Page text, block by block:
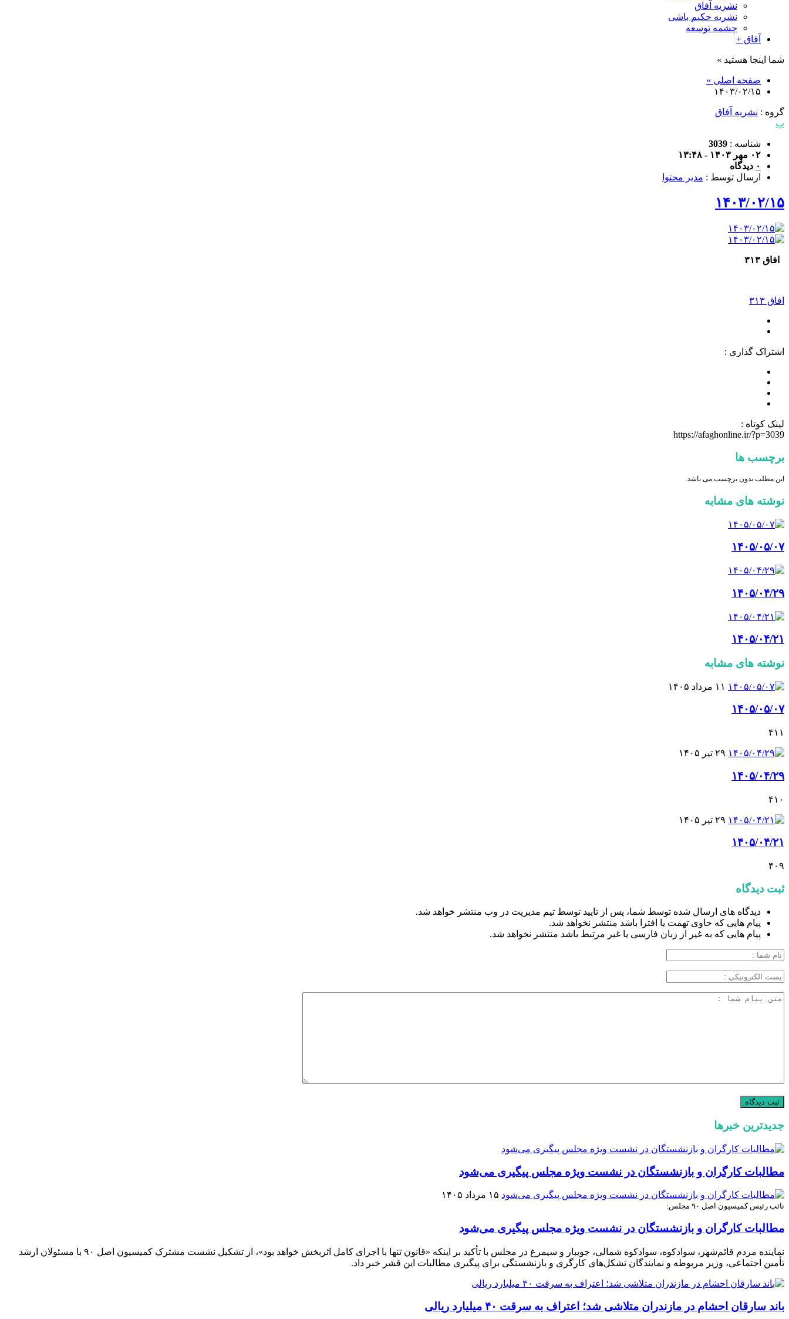
نشریه آفاق
نشریه حکیم باشی
چشمه توسعه
آفاق +
شما اینجا هستید »
صفحه اصلی »
۱۴۰۳/۰۲/۱۵
گروه : نشریه آفاق
پ
شناسه : 3039
۰۲ مهر ۱۴۰۳ - ۱۳:۴۸
۰ دیدگاه
ارسال توسط : مدیر محتوا
۱۴۰۳/۰۲/۱۵
افاق ۳۱۳
افاق ۳۱۳
اشتراک گذاری :
لینک کوتاه :
https://afaghonline.ir/?p=3039
برچسب ها
این مطلب بدون برچسب می باشد.
نوشته های مشابه
۱۴۰۵/۰۵/۰۷
۱۴۰۵/۰۴/۲۹
۱۴۰۵/۰۴/۲۱
نوشته های مشابه
۱۱ مرداد ۱۴۰۵
۱۴۰۵/۰۵/۰۷
۴۱۱
۲۹ تیر ۱۴۰۵
۱۴۰۵/۰۴/۲۹
۴۱۰
۲۹ تیر ۱۴۰۵
۱۴۰۵/۰۴/۲۱
۴۰۹
ثبت دیدگاه
دیدگاه های ارسال شده توسط شما، پس از تایید توسط تیم مدیریت در وب منتشر خواهد شد.
پیام هایی که حاوی تهمت یا افترا باشد منتشر نخواهد شد.
پیام هایی که به غیر از زبان فارسی یا غیر مرتبط باشد منتشر نخواهد شد.
جدیدترین خبرها
مطالبات کارگران و بازنشستگان در نشست ویژه مجلس پیگیری می‌شود
۱۵ مرداد ۱۴۰۵
نائب رئیس کمیسیون اصل ۹۰ مجلس:
مطالبات کارگران و بازنشستگان در نشست ویژه مجلس پیگیری می‌شود
نماینده مردم قائم‌شهر، سوادکوه، سوادکوه شمالی، جویبار و سیمرغ در مجلس با تأکید بر اینکه «قانون تنها با اجرای کامل اثربخش خواهد بود»، از تشکیل نشست مشترک کمیسیون اصل ۹۰ با مسئولان ارشد
تأمین اجتماعی، وزیر مربوطه و نمایندگان تشکل‌های کارگری و بازنشستگی برای پیگیری مطالبات این قشر خبر داد.
باند سارقان احشام در مازندران متلاشی شد؛ اعتراف به سرقت ۴۰ میلیارد ریالی